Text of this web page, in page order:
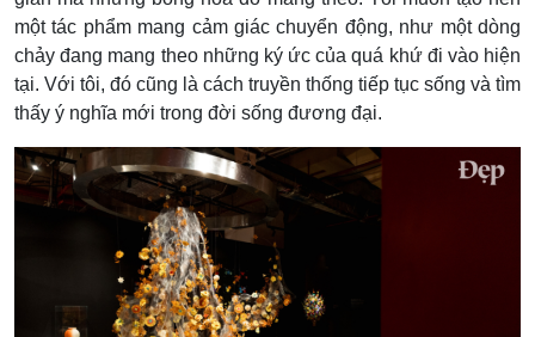
một tác phẩm mang cảm giác chuyển động, như một dòng
chảy đang mang theo những ký ức của quá khứ đi vào hiện
tại. Với tôi, đó cũng là cách truyền thống tiếp tục sống và tìm
thấy ý nghĩa mới trong đời sống đương đại.